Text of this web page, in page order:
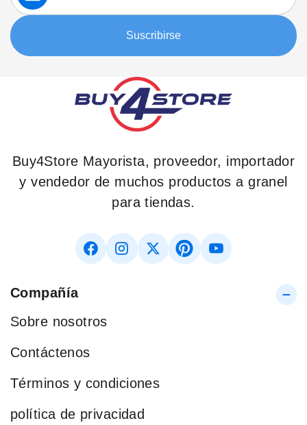
nuestro
boletín:
Suscribirse
Buy4Store Mayorista, proveedor, importador
y vendedor de muchos productos a granel
para tiendas.
Compañía
Sobre nosotros
Contáctenos
Términos y condiciones
política de privacidad